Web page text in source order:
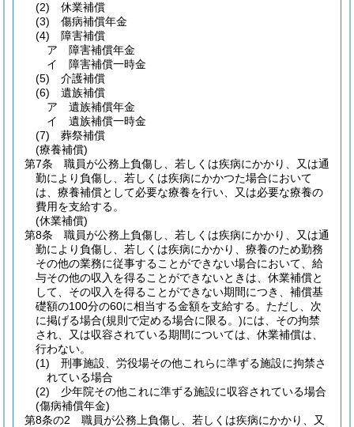
(2)
休業補償
(3)
傷病補償年金
(4)
障害補償
ア
障害補償年金
イ
障害補償一時金
(5)
介護補償
(6)
遺族補償
ア
遺族補償年金
イ
遺族補償一時金
(7)
葬祭補償
(療養補償)
第7条
職員が公務上負傷し、若しくは疾病にかかり、又は通
勤により負傷し、若しくは疾病にかかつた場合において
は、療養補償として必要な療養を行い、又は必要な療養の
費用を支給する。
(休業補償)
第8条
職員が公務上負傷し、若しくは疾病にかかり、又は通
勤により負傷し、若しくは疾病にかかり、療養のため勤務
その他の業務に従事することができない場合において、給
与その他の収入を得ることができないときは、休業補償と
して、その収入を得ることができない期間につき、補償基
礎額の100分の60に相当する金額を支給する。 ただし、次
に掲げる場合(規則で定める場合に限る。)には、その拘禁
され、又は収容されている期間については、休業補償は、
行わない。
(1)
刑事施設、労役場その他これらに準ずる施設に拘禁さ
れている場合
(2)
少年院その他これに準ずる施設に収容されている場合
(傷病補償年金)
第8条の2
職員が公務上負傷し、若しくは疾病にかかり、又